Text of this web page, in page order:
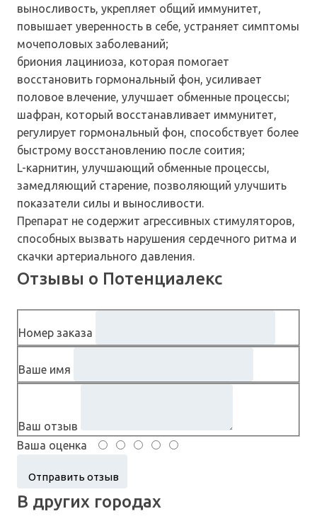
выносливость, укрепляет общий иммунитет,
повышает уверенность в себе, устраняет симптомы
мочеполовых заболеваний;
бриония лациниоза, которая помогает
восстановить гормональный фон, усиливает
половое влечение, улучшает обменные процессы;
шафран, который восстанавливает иммунитет,
регулирует гормональный фон, способствует более
быстрому восстановлению после соития;
L-карнитин, улучшающий обменные процессы,
замедляющий старение, позволяющий улучшить
показатели силы и выносливости.
Препарат не содержит агрессивных стимуляторов,
способных вызвать нарушения сердечного ритма и
скачки артериального давления.
Отзывы о Потенциалекс
Номер заказа
Ваше имя
Ваш отзыв
Ваша оценка
В других городах